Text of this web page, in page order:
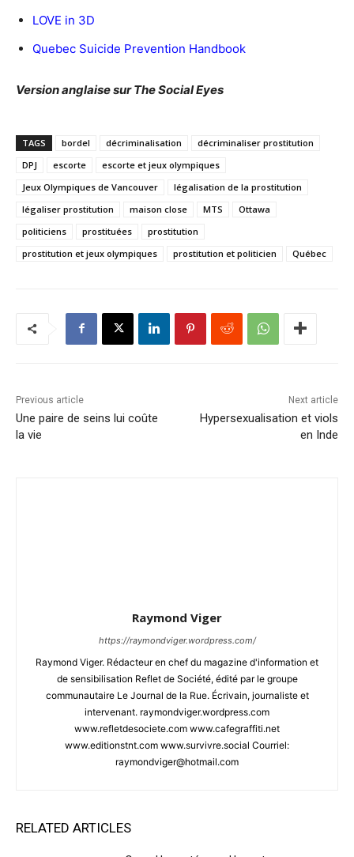
LOVE in 3D
Quebec Suicide Prevention Handbook
Version anglaise sur The Social Eyes
TAGS bordel décriminalisation
décriminaliser prostitution
DPJ
escorte
escorte et jeux olympiques
Jeux Olympiques de Vancouver
légalisation de la prostitution
légaliser prostitution
maison close MTS
Ottawa
politiciens
prostituées
prostitution
prostitution et jeux olympiques
prostitution et politicien Québec
Previous article
Une paire de seins lui coûte
la vie
Next article
Hypersexualisation et viols
en Inde
Raymond Viger
https://raymondviger.wordpress.com/
Raymond Viger. Rédacteur en chef du magazine d'information et
de sensibilisation Reflet de Société, édité par le groupe
communautaire Le Journal de la Rue. Écrivain, journaliste et
intervenant. raymondviger.wordpress.com
www.refletdesociete.com www.cafegraffiti.net
www.editionstnt.com www.survivre.social Courriel:
raymondviger@hotmail.com
RELATED ARTICLES